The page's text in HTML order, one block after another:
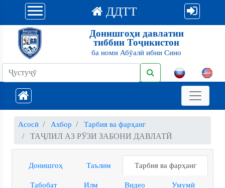
ДДТТ
Донишгоҳи давлатии
тиббии Тоҷикистон
ба номи Абӯалӣ ибни Сино
Асосӣ Ахбор Тарбия ва фарҳанг
ТАҶЛИЛ АЗ РӮЗИ ЗАБОНИ ДАВЛАТӢ
Донишгоҳ Таълим Тарбия ва фарҳанг
Табобат Илм Видео Умумӣ